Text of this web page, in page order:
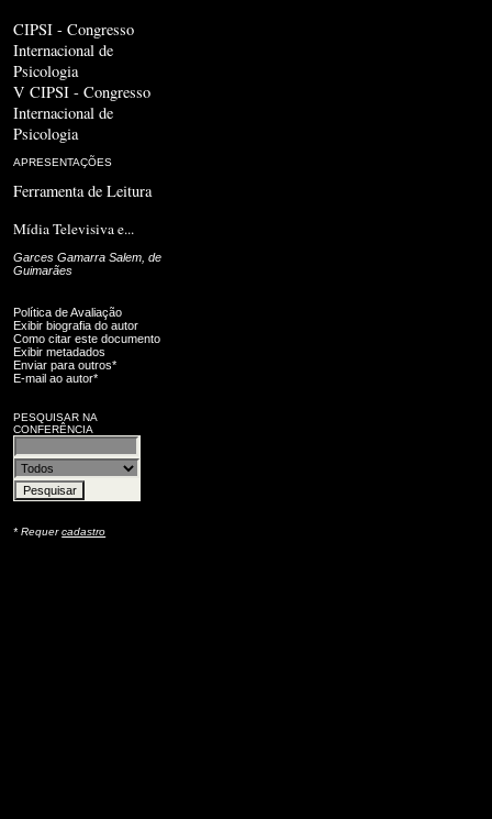
CIPSI - Congresso
Internacional de
Psicologia
V CIPSI - Congresso
Internacional de
Psicologia
APRESENTAÇÕES
Ferramenta de Leitura
Mídia Televisiva e...
Garces Gamarra Salem, de
Guimarães
Política de Avaliação
Exibir biografia do autor
Como citar este documento
Exibir metadados
Enviar para outros*
E-mail ao autor*
PESQUISAR NA
CONFERÊNCIA
* Requercadastro